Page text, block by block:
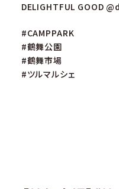
DELIGHTFUL GOOD
#CAMPPARK
#鶴舞公園
#鶴舞市場
#ツルマルシェ